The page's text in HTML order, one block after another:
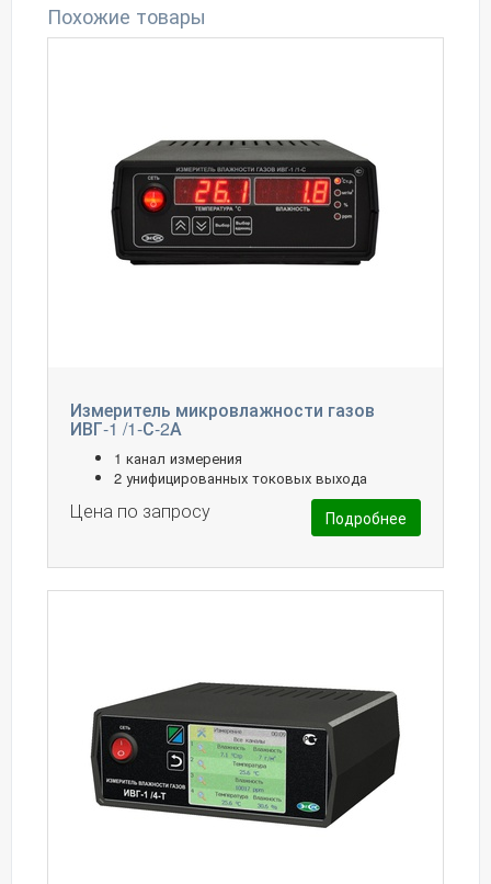
Похожие товары
Измеритель микровлажности газов
ИВГ-1 /1-С-2А
1 канал измерения
2 унифицированных токовых выхода
Цена по запросу Подробнее